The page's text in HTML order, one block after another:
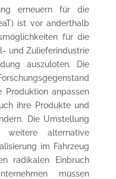
erneuern für die
ist vor anderthalb
für die
und Zulieferindustrie
auszuloten. Die
anpassen
ihre Produkte und
Die Umstellung
alternative
im Fahrzeug
radikalen Einbruch
müssen